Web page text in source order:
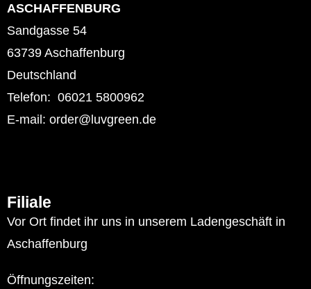
ASCHAFFENBURG
Sandgasse 54
63739 Aschaffenburg
Deutschland
Telefon: 06021 5800962
E-mail: order@luvgreen.de
Filiale
Vor Ort findet ihr uns in unserem Ladengeschäft in
Aschaffenburg
Öffnungszeiten: